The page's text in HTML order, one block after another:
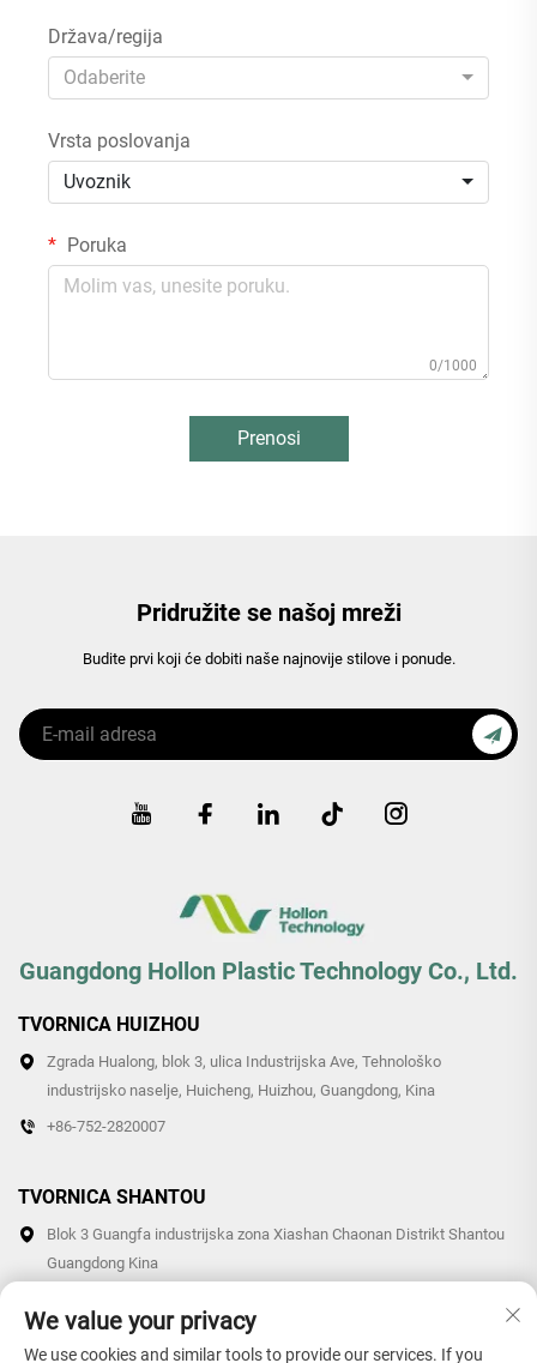
Država/regija
Odaberite
Vrsta poslovanja
Uvoznik
Poruka
0/1000
Prenosi
Pridružite se našoj mreži
Budite prvi koji će dobiti naše najnovije stilove i ponude.
Guangdong Hollon Plastic Technology Co., Ltd.
TVORNICA HUIZHOU
Zgrada Hualong, blok 3, ulica Industrijska Ave, Tehnološko
industrijsko naselje, Huicheng, Huizhou, Guangdong, Kina
+86-752-2820007
TVORNICA SHANTOU
Blok 3 Guangfa industrijska zona Xiashan Chaonan Distrikt Shantou
Guangdong Kina
We value your privacy
We use cookies and similar tools to provide our services. If you